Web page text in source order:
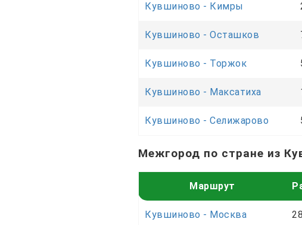
Кувшиново - Кимры
Кувшиново - Осташков
Кувшиново - Торжок
Кувшиново - Максатиха
Кувшиново - Селижарово
Межгород по стране из
Маршрут
Кувшиново - Москва